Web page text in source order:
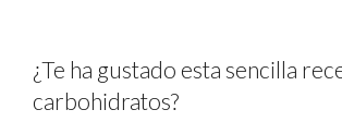
¿Te ha gustado esta sencilla
carbohidratos?